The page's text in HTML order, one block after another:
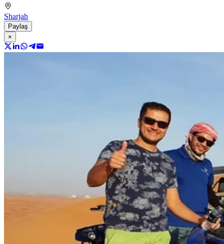
Sharjah
Paylaş
×